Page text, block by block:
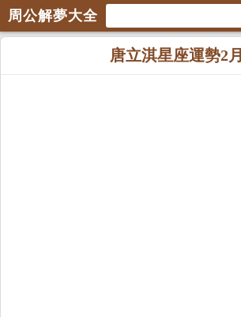
周公解夢大全
唐立淇星座運勢2月